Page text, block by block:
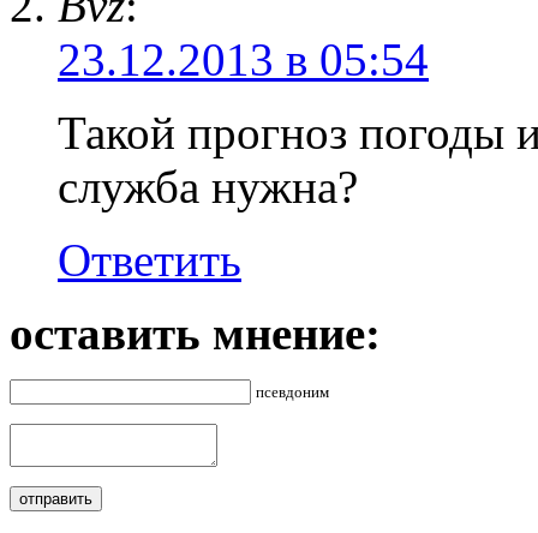
23.12.2013 в 05:54
Такой прогноз погоды
служба нужна?
Ответить
оставить мнение:
псевдоним